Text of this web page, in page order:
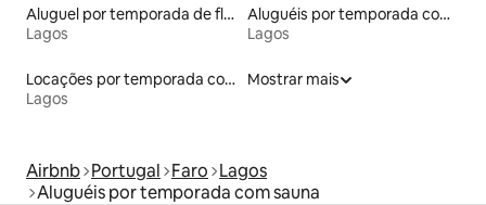
Aluguel por temporada de flats
Lagos
Aluguéis por temporada com banheira de hidromassagem
Lagos
Locações por temporada com piscina
Lagos
Mostrar mais
Airbnb Portugal Faro Lagos
Aluguéis por temporada com sauna